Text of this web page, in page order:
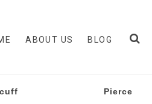
ABOUT US BLOG
Pierce